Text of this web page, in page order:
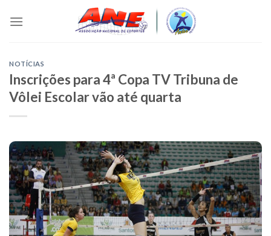
NOTÍCIAS
Inscrições para 4ª Copa TV Tribuna de
Vôlei Escolar vão até quarta